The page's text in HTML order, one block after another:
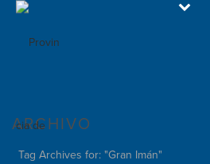
ARCHIVO
Tag Archives for: "Gran Imán"